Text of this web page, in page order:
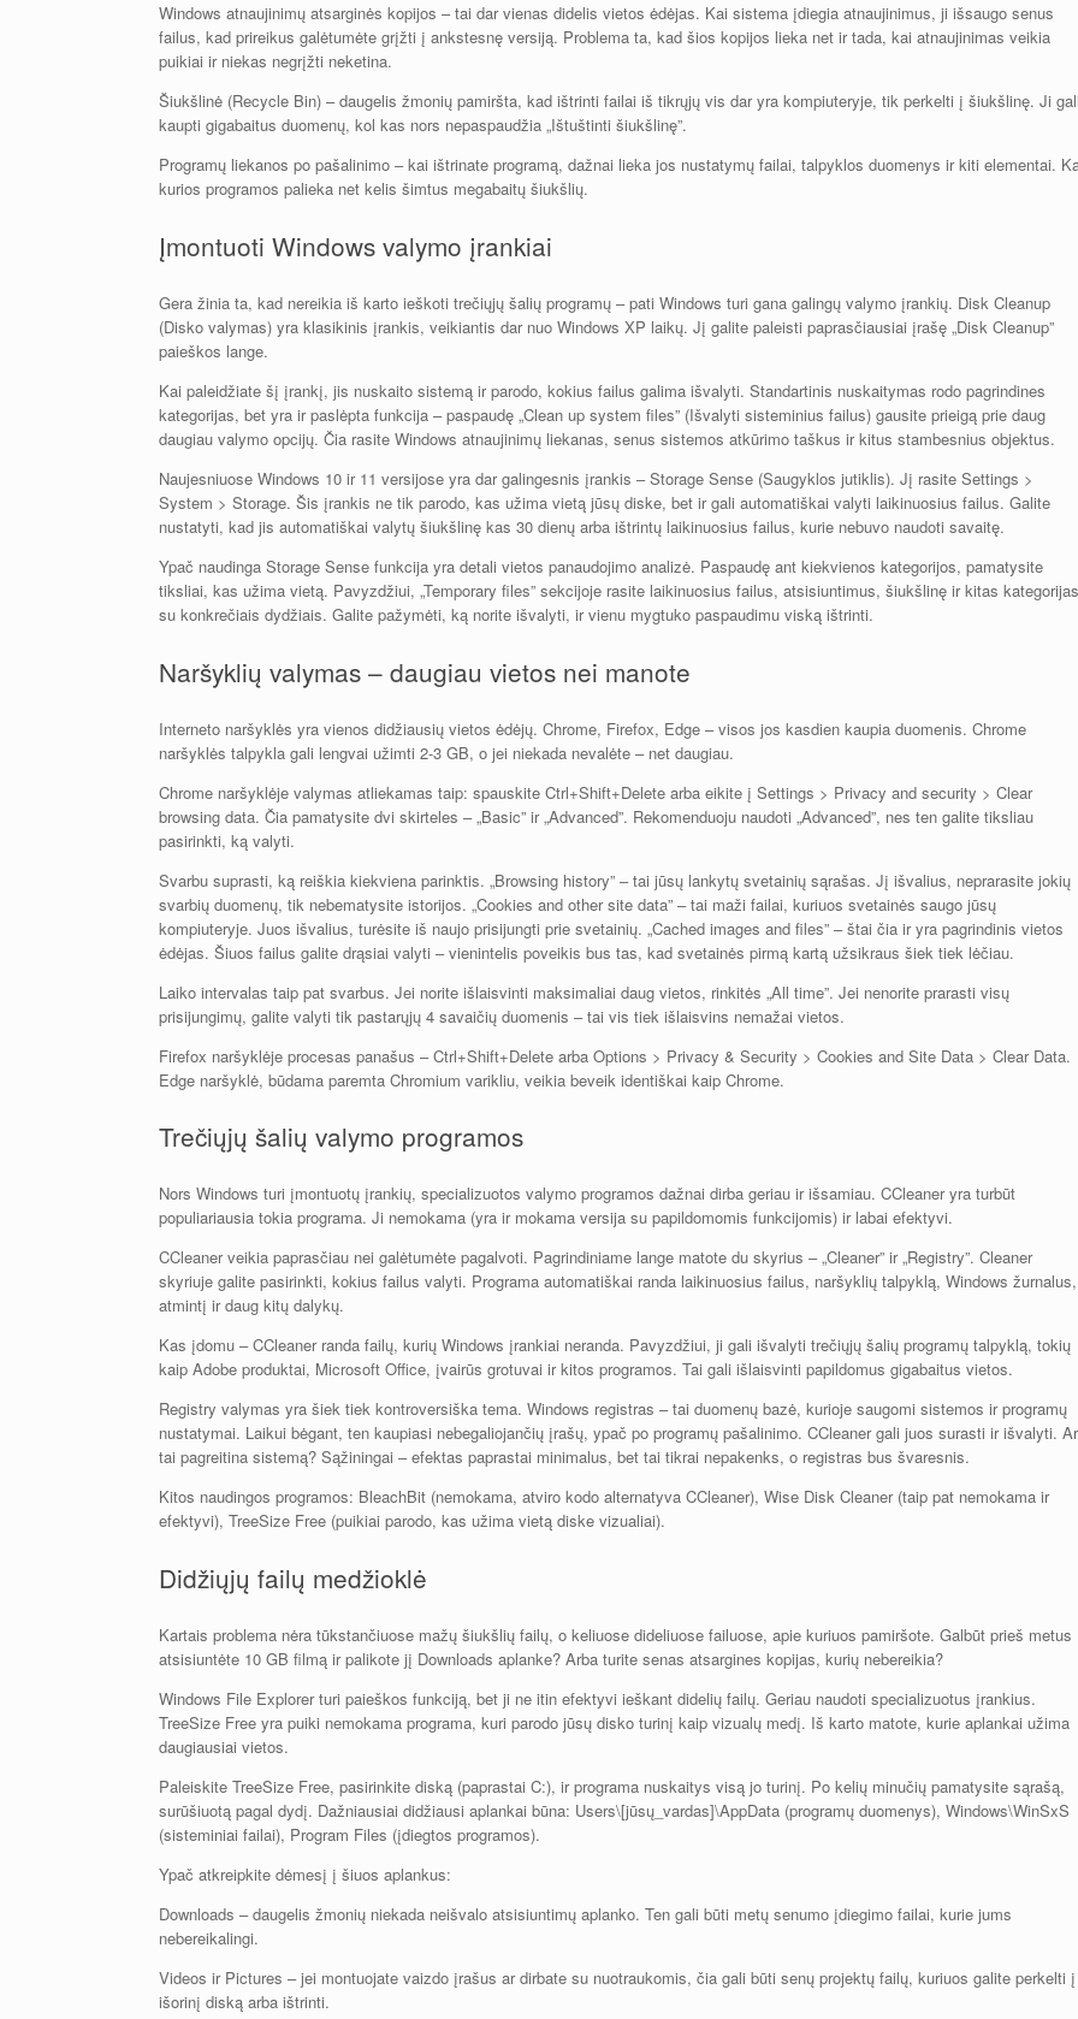
Windows atnaujinimų atsarginės kopijos – tai dar vienas didelis vietos ėdėjas. Kai sistema įdiegia atnaujinimus, ji išsaugo senus
failus, kad prireikus galėtumėte grįžti į ankstesnę versiją. Problema ta, kad šios kopijos lieka net ir tada, kai atnaujinimas veikia
puikiai ir niekas negrįžti neketina.
Šiukšlinė (Recycle Bin) – daugelis žmonių pamiršta, kad ištrinti failai iš tikrųjų vis dar yra kompiuteryje, tik perkelti į šiukšlinę. Ji gali
kaupti gigabaitus duomenų, kol kas nors nepaspaudžia „Ištuštinti šiukšlinę”.
Programų liekanos po pašalinimo – kai ištrinate programą, dažnai lieka jos nustatymų failai, talpyklos duomenys ir kiti elementai.
kurios programos palieka net kelis šimtus megabaitų šiukšlių.
Įmontuoti Windows valymo įrankiai
Gera žinia ta, kad nereikia iš karto ieškoti trečiųjų šalių programų – pati Windows turi gana galingų valymo įrankių. Disk Cleanup
(Disko valymas) yra klasikinis įrankis, veikiantis dar nuo Windows XP laikų. Jį galite paleisti paprasčiausiai įrašę „Disk Cleanup”
paieškos lange.
Kai paleidžiate šį įrankį, jis nuskaito sistemą ir parodo, kokius failus galima išvalyti. Standartinis nuskaitymas rodo pagrindines
kategorijas, bet yra ir paslėpta funkcija – paspaudę „Clean up system files” (Išvalyti sisteminius failus) gausite prieigą prie daug
daugiau valymo opcijų. Čia rasite Windows atnaujinimų liekanas, senus sistemos atkūrimo taškus ir kitus stambesnius objektus.
Naujesniuose Windows 10 ir 11 versijose yra dar galingesnis įrankis – Storage Sense (Saugyklos jutiklis). Jį rasite Settings >
System > Storage. Šis įrankis ne tik parodo, kas užima vietą jūsų diske, bet ir gali automatiškai valyti laikinuosius failus. Galite
nustatyti, kad jis automatiškai valytų šiukšlinę kas 30 dienų arba ištrintų laikinuosius failus, kurie nebuvo naudoti savaitę.
Ypač naudinga Storage Sense funkcija yra detali vietos panaudojimo analizė. Paspaudę ant kiekvienos kategorijos, pamatysite
tiksliai, kas užima vietą. Pavyzdžiui, „Temporary files” sekcijoje rasite laikinuosius failus, atsisiuntimus, šiukšlinę ir kitas kategorijas
su konkrečiais dydžiais. Galite pažymėti, ką norite išvalyti, ir vienu mygtuko paspaudimu viską ištrinti.
Naršyklių valymas – daugiau vietos nei manote
Interneto naršyklės yra vienos didžiausių vietos ėdėjų. Chrome, Firefox, Edge – visos jos kasdien kaupia duomenis. Chrome
naršyklės talpykla gali lengvai užimti 2-3 GB, o jei niekada nevalėte – net daugiau.
Chrome naršyklėje valymas atliekamas taip: spauskite Ctrl+Shift+Delete arba eikite į Settings > Privacy and security > Clear
browsing data. Čia pamatysite dvi skirteles – „Basic” ir „Advanced”. Rekomenduoju naudoti „Advanced”, nes ten galite tiksliau
pasirinkti, ką valyti.
Svarbu suprasti, ką reiškia kiekviena parinktis. „Browsing history” – tai jūsų lankytų svetainių sąrašas. Jį išvalius, neprarasite jokių
svarbių duomenų, tik nebematysite istorijos. „Cookies and other site data” – tai maži failai, kuriuos svetainės saugo jūsų
kompiuteryje. Juos išvalius, turėsite iš naujo prisijungti prie svetainių. „Cached images and files” – štai čia ir yra pagrindinis vietos
ėdėjas. Šiuos failus galite drąsiai valyti – vienintelis poveikis bus tas, kad svetainės pirmą kartą užsikraus šiek tiek lėčiau.
Laiko intervalas taip pat svarbus. Jei norite išlaisvinti maksimaliai daug vietos, rinkitės „All time”. Jei nenorite prarasti visų
prisijungimų, galite valyti tik pastarųjų 4 savaičių duomenis – tai vis tiek išlaisvins nemažai vietos.
Firefox naršyklėje procesas panašus – Ctrl+Shift+Delete arba Options > Privacy & Security > Cookies and Site Data > Clear Data.
Edge naršyklė, būdama paremta Chromium varikliu, veikia beveik identiškai kaip Chrome.
Trečiųjų šalių valymo programos
Nors Windows turi įmontuotų įrankių, specializuotos valymo programos dažnai dirba geriau ir išsamiau. CCleaner yra turbūt
populiariausia tokia programa. Ji nemokama (yra ir mokama versija su papildomomis funkcijomis) ir labai efektyvi.
CCleaner veikia paprasčiau nei galėtumėte pagalvoti. Pagrindiniame lange matote du skyrius – „Cleaner” ir „Registry”. Cleaner
skyriuje galite pasirinkti, kokius failus valyti. Programa automatiškai randa laikinuosius failus, naršyklių talpyklą, Windows žurnalus,
atmintį ir daug kitų dalykų.
Kas įdomu – CCleaner randa failų, kurių Windows įrankiai neranda. Pavyzdžiui, ji gali išvalyti trečiųjų šalių programų talpyklą, tokių
kaip Adobe produktai, Microsoft Office, įvairūs grotuvai ir kitos programos. Tai gali išlaisvinti papildomus gigabaitus vietos.
Registry valymas yra šiek tiek kontroversiška tema. Windows registras – tai duomenų bazė, kurioje saugomi sistemos ir programų
nustatymai. Laikui bėgant, ten kaupiasi nebegaliojančių įrašų, ypač po programų pašalinimo. CCleaner gali juos surasti ir išvalyti. Ar
tai pagreitina sistemą? Sąžiningai – efektas paprastai minimalus, bet tai tikrai nepakenks, o registras bus švaresnis.
Kitos naudingos programos: BleachBit (nemokama, atviro kodo alternatyva CCleaner), Wise Disk Cleaner (taip pat nemokama ir
efektyvi), TreeSize Free (puikiai parodo, kas užima vietą diske vizualiai).
Didžiųjų failų medžioklė
Kartais problema nėra tūkstančiuose mažų šiukšlių failų, o keliuose dideliuose failuose, apie kuriuos pamiršote. Galbūt prieš metus
atsisiuntėte 10 GB filmą ir palikote jį Downloads aplanke? Arba turite senas atsargines kopijas, kurių nebereikia?
Windows File Explorer turi paieškos funkciją, bet ji ne itin efektyvi ieškant didelių failų. Geriau naudoti specializuotus įrankius.
TreeSize Free yra puiki nemokama programa, kuri parodo jūsų disko turinį kaip vizualų medį. Iš karto matote, kurie aplankai užima
daugiausiai vietos.
Paleiskite TreeSize Free, pasirinkite diską (paprastai C:), ir programa nuskaitys visą jo turinį. Po kelių minučių pamatysite sąrašą,
surūšiuotą pagal dydį. Dažniausiai didžiausi aplankai būna: Users\[jūsų_vardas]\AppData (programų duomenys), Windows\WinSxS
(sisteminiai failai), Program Files (įdiegtos programos).
Ypač atkreipkite dėmesį į šiuos aplankus:
Downloads – daugelis žmonių niekada neišvalo atsisiuntimų aplanko. Ten gali būti metų senumo įdiegimo failai, kurie jums
nebereikalingi.
Videos ir Pictures – jei montuojate vaizdo įrašus ar dirbate su nuotraukomis, čia gali būti senų projektų failų, kuriuos galite perkelti į
išorinį diską arba ištrinti.